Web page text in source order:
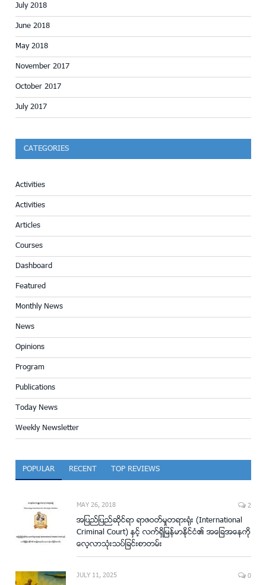
July 2018
June 2018
May 2018
November 2017
October 2017
July 2017
CATEGORIES
Activities
Activities
Articles
Courses
Dashboard
Featured
Monthly News
News
Opinions
Program
Publications
Today News
Weekly Newsletter
POPULAR RECENT TOP REVIEWS
MAY 26, 2018 2
အျပည္ျပည္ဆိုင္ရာ ရာဇဝတ္မႈတရား႐ံုး (International
Criminal Court) ႏွင့္ လက္ရွိျမန္မာႏိုင္ငံ၏ အေျခအေနကို
ေလ့လာသံုးသပ္ျခင္းစာတမ္း
JULY 11, 2025 0